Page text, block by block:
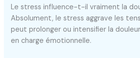
Le stress influence-t-il vraiment la
Absolument, le stress aggrave les
peut prolonger ou intensifier la
en charge émotionnelle.